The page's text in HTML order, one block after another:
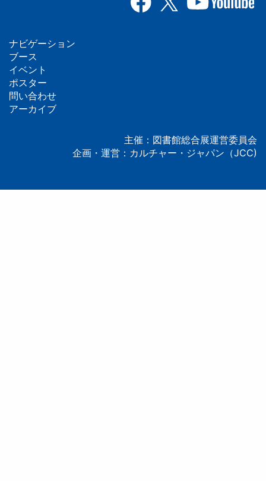
フ
ッ
タ
ナビゲーション
ブース
イベント
ポスター
問い合わせ
アーカイブ
主催：図書館総合展運営委員会
企画・運営：カルチャー・ジャパン（JCC)